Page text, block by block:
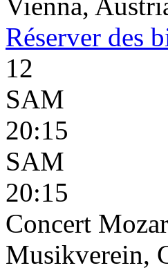
Réserver des
12
SAM
20:15
SAM
20:15
Concert
Musikverein,